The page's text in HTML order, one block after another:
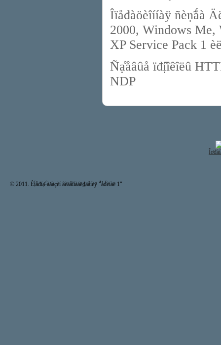
Îïåđàöèîííàÿ ñèṇ̃ǻà
2000, Windows
XP Service Pack 1
Ñạ̊åâûå ïđị̂îêîëû
NDP
© 2011. Èị́åđíạ̊-́àăàçèí âèäåîíàáë₫äåíèÿ "̉åđ́èíàë 1"